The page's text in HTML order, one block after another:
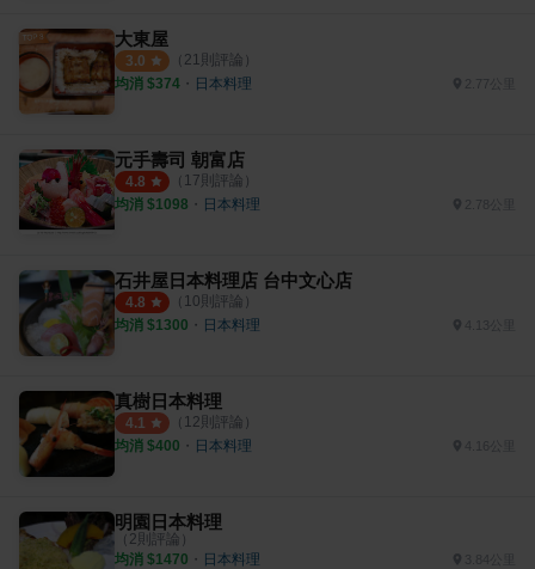
大東屋
3.0 （ 21 則評論）
均消 $374 ・ 日本料理
元手壽司 朝富店
4.8 （ 17則評論）
均消 $1098 ・ 日本料理
石井屋日本料理店 台中文心店
4.8 （ 10則評論）
均消 $1300 ・ 日本料理 4.13公里
真樹日本料理
4.1 （ 12則評論）
均消 $400 ・ 日本料理 4.16公里
明園日本料理
（ 2則評論）
均消 $1470 ・ 日本料理 3.84公里